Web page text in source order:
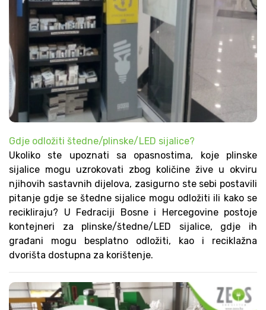
Gdje odložiti štedne/plinske/LED sijalice?
Ukoliko ste upoznati sa opasnostima, koje plinske
sijalice mogu uzrokovati zbog količine žive u okviru
njihovih sastavnih dijelova, zasigurno ste sebi postavili
pitanje gdje se štedne sijalice mogu odložiti ili kako se
recikliraju? U Fedraciji Bosne i Hercegovine postoje
kontejneri za plinske/štedne/LED sijalice, gdje ih
građani mogu besplatno odložiti, kao i reciklažna
dvorišta dostupna za korištenje.